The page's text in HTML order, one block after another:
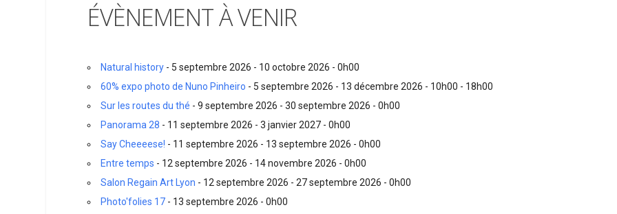
ÉVÈNEMENT À VENIR
Natural history - 5 septembre 2026 - 10 octobre 2026 - 0h00
60% expo photo de Nuno Pinheiro - 5 septembre 2026 - 13 décembre 2026 - 10h00 - 18h00
Sur les routes du thé - 9 septembre 2026 - 30 septembre 2026 - 0h00
Panorama 28 - 11 septembre 2026 - 3 janvier 2027 - 0h00
Say Cheeeese! - 11 septembre 2026 - 13 septembre 2026 - 0h00
Entre temps - 12 septembre 2026 - 14 novembre 2026 - 0h00
Salon Regain Art Lyon - 12 septembre 2026 - 27 septembre 2026 - 0h00
Photo'folies 17 - 13 septembre 2026 - 0h00